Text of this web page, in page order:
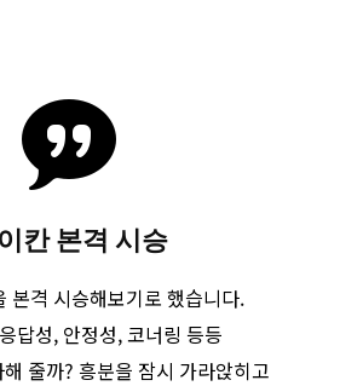
칸 본격 시승
본격 시승해보기로 했습니다.
답성, 안정성, 코너링 등등
줄까? 흥분을 잠시 가라앉히고